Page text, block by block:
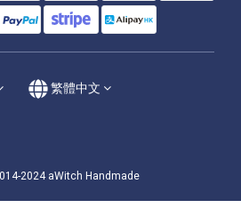
繁體中文
2024 aWitch Handmade